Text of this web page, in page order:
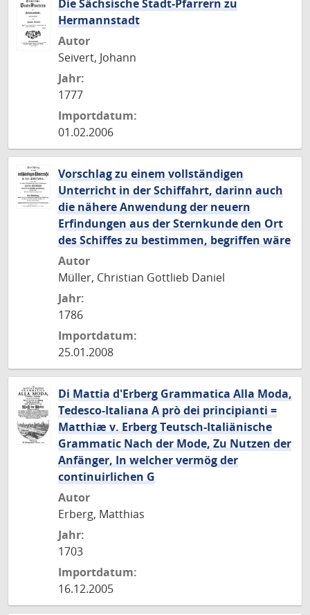
Die Sächsische Stadt-Pfarrern zu
Hermannstadt
Autor
Seivert, Johann
Jahr:
1777
Importdatum:
01.02.2006
Vorschlag zu einem vollständigen
Unterricht in der Schiffahrt, darinn auch
die nähere Anwendung der neuern
Erfindungen aus der Sternkunde den Ort
des Schiffes zu bestimmen, begriffen wäre
Autor
Müller, Christian Gottlieb Daniel
Jahr:
1786
Importdatum:
25.01.2008
Di Mattia d'Erberg Grammatica Alla Moda,
Tedesco-Italiana A prò dei principianti =
Matthiæ v. Erberg Teutsch-Italiänische
Grammatic Nach der Mode, Zu Nutzen der
Anfänger, In welcher vermög der
continuirlichen G
Autor
Erberg, Matthias
Jahr:
1703
Importdatum:
16.12.2005